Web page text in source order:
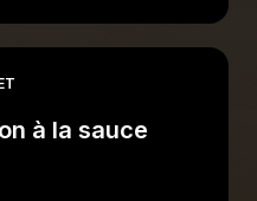
forts de
Au
une fois" et des
avec Louis-Michel
à la sauce